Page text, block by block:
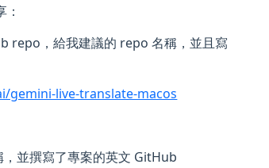
repo，給我建議的 repo 名稱，並且寫
live-translate-macos
並撰寫了專案的英文 GitHub